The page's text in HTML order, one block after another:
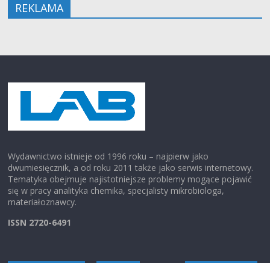
REKLAMA
Wydawnictwo istnieje od 1996 roku – najpierw jako
dwumiesięcznik, a od roku 2011 także jako serwis internetowy.
Tematyka obejmuje najistotniejsze problemy mogące pojawić
się w pracy analityka chemika, specjalisty mikrobiologa,
materiałoznawcy.
ISSN 2720-6491